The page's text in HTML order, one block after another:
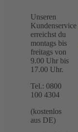
Unseren
Kundenservice
erreichst du
montags bis
freitags von
9.00 Uhr bis
17.00 Uhr.
Tel.: 0800
100 4304
(kostenlos
aus DE)